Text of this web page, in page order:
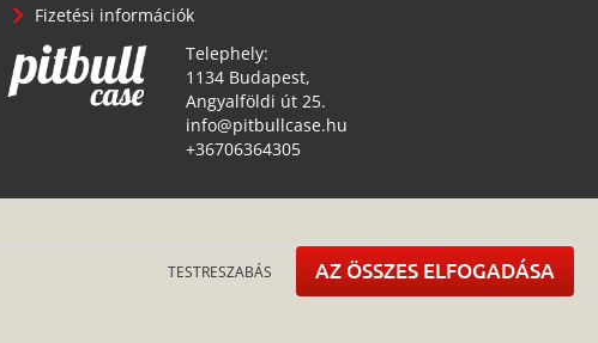
Fizetési információk
Telephely:
1134 Budapest,
Angyalföldi út 25.
info@pitbullcase.hu
+36706364305
TESTRESZABÁS AZ ÖSSZES ELFOGADÁSA